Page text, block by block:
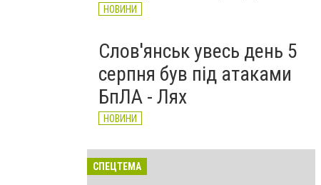
НОВИНИ
Слов'янськ увесь день 5
серпня був під атаками
БпЛА - Лях
НОВИНИ
СПЕЦТЕМА